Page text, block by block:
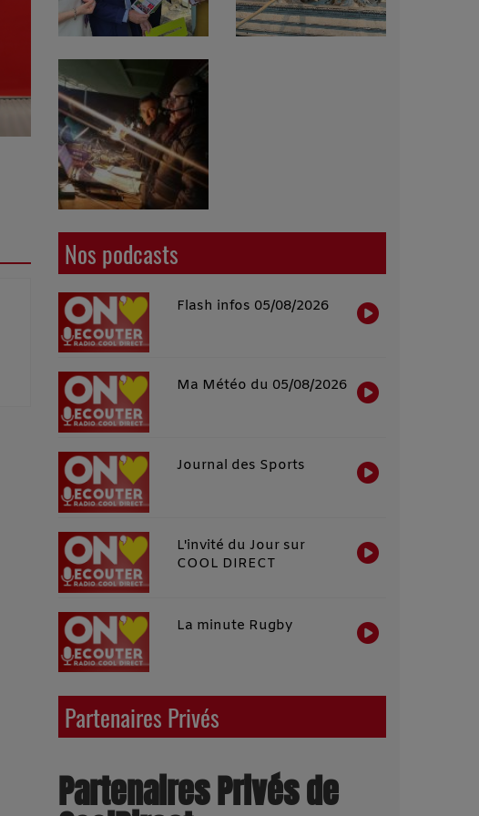
Nos podcasts
Flash infos 05/08/2026
Ma Météo du 05/08/2026
Journal des Sports
L'invité du Jour sur
COOL DIRECT
La minute Rugby
Partenaires Privés
Partenaires Privés de